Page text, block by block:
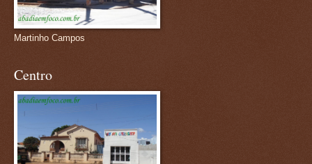
Martinho Campos
Centro